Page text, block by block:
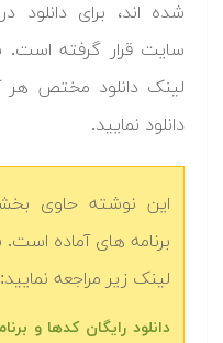
شده اند، برای دانلود
سایت قرار گرفته است.
لینک دانلود مختص هر
دانلود نمایید.‬
این نوشته حاوی
برنامه های آماده
لینک زیر مراجعه نمایید:
دانلود رایگان کدها و